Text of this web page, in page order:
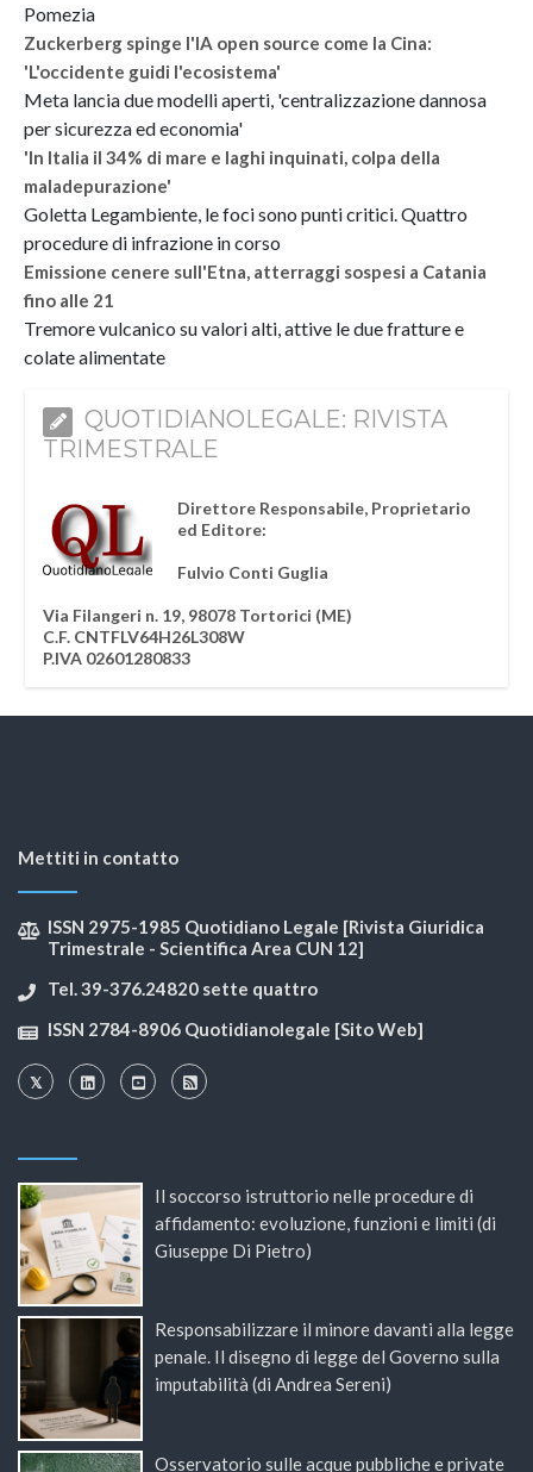
Pomezia
Zuckerberg spinge l'IA open source come la Cina:
'L'occidente guidi l'ecosistema'
Meta lancia due modelli aperti, 'centralizzazione dannosa
per sicurezza ed economia'
'In Italia il 34% di mare e laghi inquinati, colpa della
maladepurazione'
Goletta Legambiente, le foci sono punti critici. Quattro
procedure di infrazione in corso
Emissione cenere sull'Etna, atterraggi sospesi a Catania
fino alle 21
Tremore vulcanico su valori alti, attive le due fratture e
colate alimentate
QUOTIDIANOLEGALE: RIVISTA
TRIMESTRALE
Direttore Responsabile, Proprietario
ed Editore:
Fulvio Conti Guglia
Via Filangeri n. 19, 98078 Tortorici (ME)
C.F. CNTFLV64H26L308W
P.IVA 02601280833
Mettiti in contatto
ISSN 2975-1985 Quotidiano Legale [Rivista Giuridica
Trimestrale - Scientifica Area CUN 12]
Tel. 39-376.24820 sette quattro
ISSN 2784-8906 Quotidianolegale [Sito Web]
Il soccorso istruttorio nelle procedure di
affidamento: evoluzione, funzioni e limiti (di
Giuseppe Di Pietro)
Responsabilizzare il minore davanti alla legge
penale. Il disegno di legge del Governo sulla
imputabilità (di Andrea Sereni)
Osservatorio sulle acque pubbliche e private